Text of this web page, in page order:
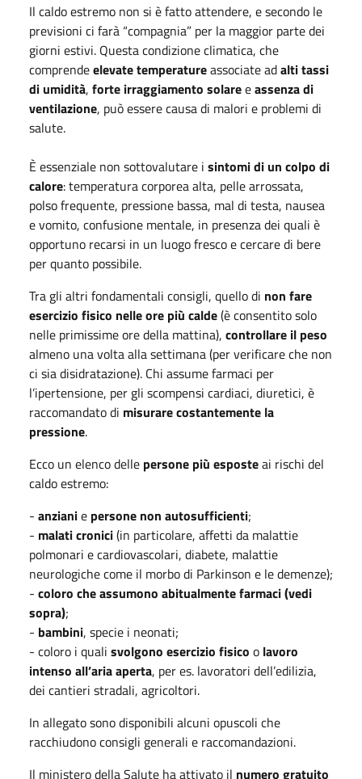
Il caldo estremo non si è fatto attendere, e secondo le
previsioni ci farà “compagnia” per la maggior parte dei
giorni estivi. Questa condizione climatica, che
comprendeelevate temperatureassociate adalti tassi
di umidità, forte irraggiamento solareeassenza di
ventilazione, può essere causa di malori e problemi di
salute.
È essenziale non sottovalutare i sintomi di un colpo di
calore: temperatura corporea alta, pelle arrossata,
polso frequente, pressione bassa, mal di testa, nausea
e vomito, confusione mentale, in presenza dei quali è
opportuno recarsi in un luogo fresco e cercare di bere
per quanto possibile.
Tra gli altri fondamentali consigli, quello di non fare
esercizio fisico nelle ore più calde(è consentito solo
nelle primissime ore della mattina), controllare il peso
almeno una volta alla settimana (per verificare che non
ci sia disidratazione). Chi assume farmaci per
l’ipertensione, per gli scompensi cardiaci, diuretici, è
raccomandato di misurare costantemente la
pressione.
Ecco un elenco delle persone più esposteai rischi del
caldo estremo:
- anzianie persone non autosufficienti;
- malati cronici(in particolare, affetti da malattie
polmonari e cardiovascolari, diabete, malattie
neurologiche come il morbo di Parkinson e le demenze);
- coloro che assumono abitualmente farmaci (vedi
sopra);
- bambini, specie i neonati;
- coloro i quali svolgono esercizio fisico o lavoro
intenso all’aria aperta, per es. lavoratori dell’edilizia,
dei cantieri stradali, agricoltori.
In allegato sono disponibili alcuni opuscoli che
racchiudono consigli generali e raccomandazioni.
Il ministero della Salute ha attivato il numero gratuito